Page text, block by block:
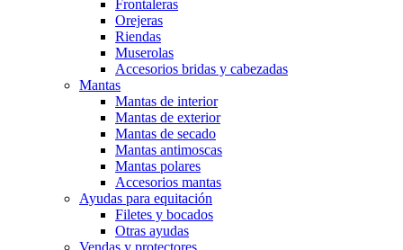
Frontaleras
Orejeras
Riendas
Muserolas
Accesorios bridas y cabezadas
Mantas
Mantas de interior
Mantas de exterior
Mantas de secado
Mantas antimoscas
Mantas polares
Accesorios mantas
Ayudas para equitación
Filetes y bocados
Otras ayudas
Vendas y protectores